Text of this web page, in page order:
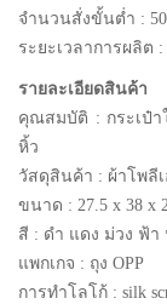
จำนวนสั่งขั้นต่ำ :
ระยะเวลาการผลิต :
รายละเอียดสินค้า
คุณสมบัติ : กระเป๋า
หิ้ว
วัสดุสินค้า : ผ้าโพลี
ขนาด : 27.5 x 38 x
สี : ดำ แดง ม่วง ฟ้า
แพกเกจ : ถุง OPP
การทำโลโก้ : silk